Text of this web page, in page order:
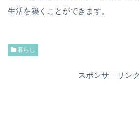
生活を築くことができます。
暮らし
スポンサーリンク